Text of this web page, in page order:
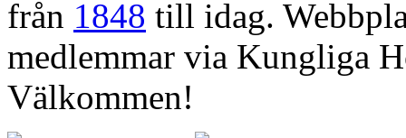
från 1848 till idag.
medlemmar via Kungliga
Välkommen!